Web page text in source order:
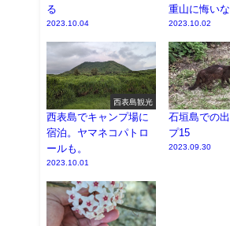
る
2023.10.04
重山に悔い
2023.10.02
西表島観光
西表島でキャンプ場に
宿泊。ヤマネコパトロ
ールも。
2023.10.01
石垣島での
プ15
2023.09.30